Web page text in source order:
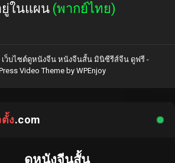
ในแผน (พากย์ไทย)
เว็บไซต์ดูหนังจีน หนังจีนสั้น มินิซีรีส์จีน ดูฟรี -
Video Themeby WPEnjoy
ง.com
ดูหนังจีนสั้น